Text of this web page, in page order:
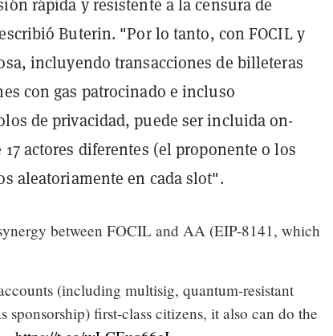
Buterin. "Por lo tanto, con FOCIL y
incluyendo transacciones de billeteras
con gas patrocinado e incluso
de privacidad, puede ser incluida on-
actores diferentes (el proponente o los
aleatoriamente en cada slot".
between FOCIL and AA (EIP-8141, which
(including multisig, quantum-resistant
sponsorship) first-class citizens, it also can do the